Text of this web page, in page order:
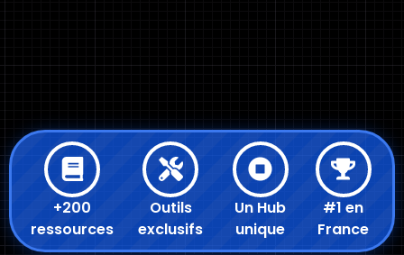
+200
ressources
Outils
exclusifs
Un Hub
unique
#1 en
France